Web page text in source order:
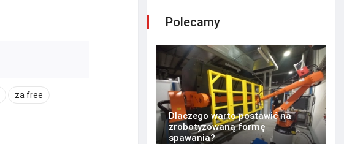
za free
Polecamy
Dlaczego warto postawić na
zrobotyzowaną formę
spawania?